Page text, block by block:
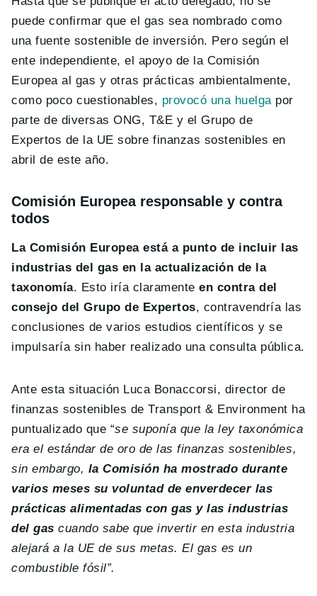
puede confirmar que el gas sea nombrado como
una fuente sostenible de inversión. Pero según el
ente independiente, el apoyo de la Comisión
Europea al gas y otras prácticas ambientalmente,
como poco cuestionables, provocó una huelga por
parte de diversas ONG, T&E y el Grupo de
Expertos de la UE sobre finanzas sostenibles en
abril de este año.
Comisión Europea responsable y contra
todos
La Comisión Europea está a punto de incluir las
industrias del gas en la actualización de la
taxonomía. Esto iría claramenteen contra del
consejo del Grupo de Expertos, contravendría las
conclusiones de varios estudios científicos y se
impulsaría sin haber realizado una consulta pública.
Ante esta situación Luca Bonaccorsi, director de
finanzas sostenibles de Transport & Environment ha
puntualizado que “se suponía que la ley taxonómica
era el estándar de oro de las finanzas sostenibles,
sin embargo, la Comisión ha mostrado durante
varios meses su voluntad de enverdecer las
prácticas alimentadas con gas y las industrias
del gas cuando sabe que invertir en esta industria
alejará a la UE de sus metas. El gas es un
combustible fósil”.